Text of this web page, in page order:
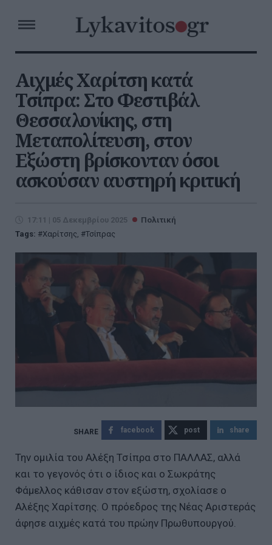
Αιχμές Χαρίτση κατά
Τσίπρα: Στο Φεστιβάλ
Θεσσαλονίκης, στη
Μεταπολίτευση, στον
Εξώστη βρίσκονταν όσοι
ασκούσαν αυστηρή κριτική
17:11 | 05 Δεκεμβρίου 2025
Πολιτική
Tags:
Χαρίτσης, Τσίπρας
facebook post share
Την ομιλία του Αλέξη Τσίπρα στο ΠΑΛΛΑΣ, αλλά
και το γεγονός ότι ο ίδιος και ο Σωκράτης
Φάμελλος κάθισαν στον εξώστη, σχολίασε ο
Αλέξης Χαρίτσης. Ο πρόεδρος της Νέας Αριστεράς
άφησε αιχμές κατά του πρώην Πρωθυπουργού.